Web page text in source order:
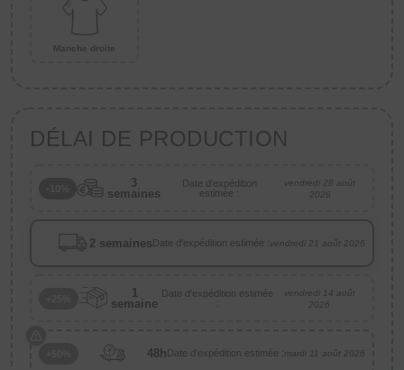
Manche droite
DÉLAI DE PRODUCTION
3
semaines
Date d'expédition
estimée :
vendredi 28 août
2026
2 semaines Date d'expédition estimée :vendredi 21 août 2026
1
semaine
Date d'expédition estimée
:
vendredi 14 août
2026
48h Date d'expédition estimée :mardi 11 août 2026